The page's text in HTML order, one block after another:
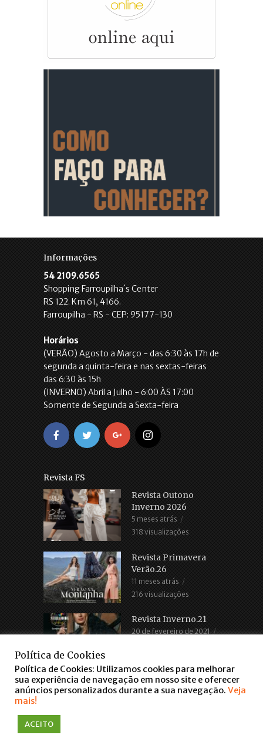
Informações
54 2109.6565
Shopping Farroupilha´s Center
RS 122. Km 61, 4166.
Farroupilha - RS - CEP: 95177-130
Horários
(VERÃO) Agosto a Março - das 6:30 às 17h de
segunda a quinta-feira e nas sextas-feiras
das 6:30 às 15h
(INVERNO) Abril a Julho - 6:00 ÀS 17:00
Somente de Segunda a Sexta-feira
Revista FS
Revista Outono
Inverno 2026
5 meses atrás
318 visualizações
Revista Primavera
Verão.26
11 meses atrás
216 visualizações
Revista Inverno.21
20 de fevereiro de 2021
COPYRIGHT © 2016. TODOS OS DIREITOS RESERVADOS
falar via WhatsApp
Política de Cookies
Política de Cookies: Utilizamos cookies para melhorar
sua experiência de navegação em nosso site e oferecer
anúncios personalizados durante a sua navegação. Veja
mais!
ACEITO